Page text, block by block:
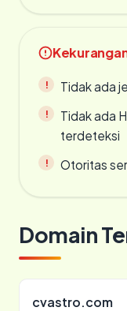
Tidak ada
Tidak ada
terdeteksi
Otoritas
Domain
cvastro.com